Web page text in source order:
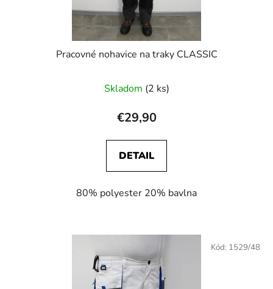
Pracovné nohavice na traky CLASSIC
Skladom (2 ks)
€29,90
DETAIL
80% polyester 20% bavlna
Kód: 1529/48